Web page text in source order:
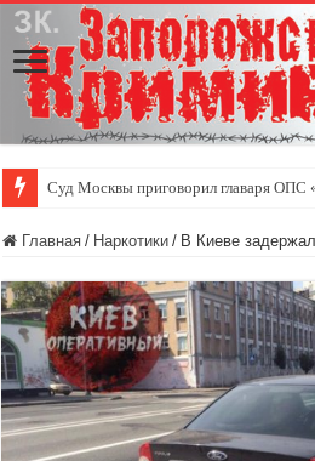
Суд Москвы приговорил главаря ОПС
Главная / Наркотики / В Киеве